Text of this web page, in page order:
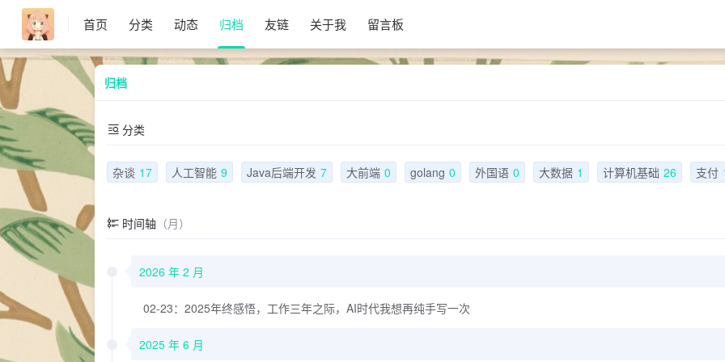
首页 分类 动态 归档 友链 关于我 留言板
归档
分类
杂谈 17 人工智能 9 Java后端开发 7 大前端 0 golang 0 外国语 0 大数据 1 计算机基础 26 支付
时间轴 （月）
2026 年 2 月
02-23：2025年终感悟，工作三年之际，AI时代我想再纯手写一次
2025 年 6 月